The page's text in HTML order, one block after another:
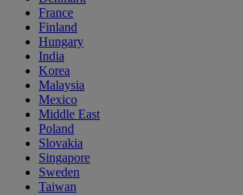
France
Finland
Hungary
India
Korea
Malaysia
Mexico
Middle East
Poland
Slovakia
Singapore
Sweden
Taiwan